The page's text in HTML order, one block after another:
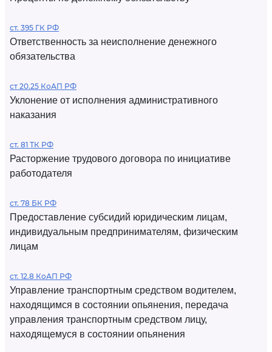
ст. 395 ГК РФ
Ответственность за неисполнение денежного
обязательства
ст 20.25 КоАП РФ
Уклонение от исполнения административного
наказания
ст. 81 ТК РФ
Расторжение трудового договора по инициативе
работодателя
ст. 78 БК РФ
Предоставление субсидий юридическим лицам,
индивидуальным предпринимателям, физическим
лицам
ст. 12.8 КоАП РФ
Управление транспортным средством водителем,
находящимся в состоянии опьянения, передача
управления транспортным средством лицу,
находящемуся в состоянии опьянения